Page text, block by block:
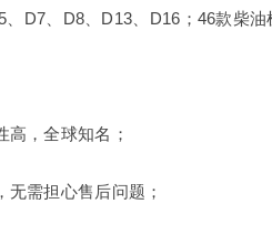
D7、D8、D13、D16；46款柴油
高，全球知名；
需担心售后问题；